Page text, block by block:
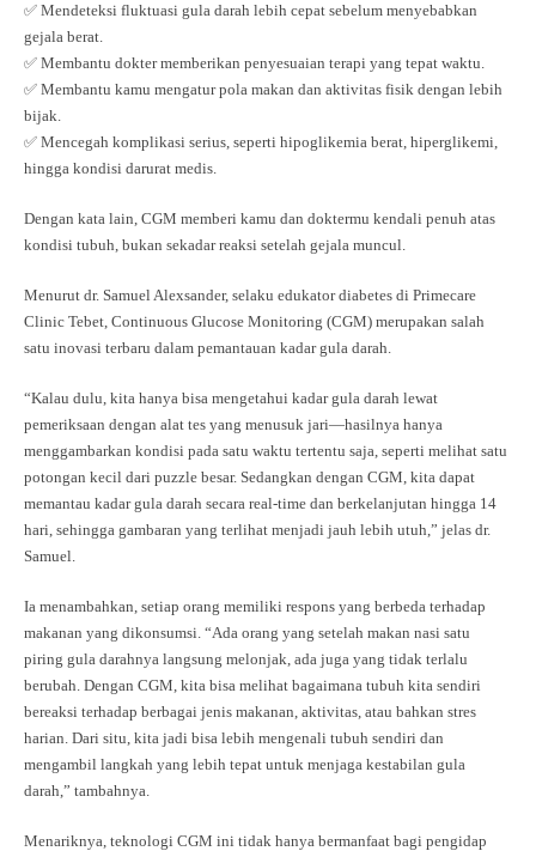
✅ Mendeteksi fluktuasi gula darah lebih cepat sebelum menyebabkan
gejala berat.
✅ Membantu dokter memberikan penyesuaian terapi yang tepat waktu.
✅ Membantu kamu mengatur pola makan dan aktivitas fisik dengan lebih
bijak.
✅ Mencegah komplikasi serius, seperti hipoglikemia berat, hiperglikemi,
hingga kondisi darurat medis.
Dengan kata lain, CGM memberi kamu dan doktermu kendali penuh atas
kondisi tubuh, bukan sekadar reaksi setelah gejala muncul.
Menurut dr. Samuel Alexsander, selaku edukator diabetes di Primecare
Clinic Tebet, Continuous Glucose Monitoring (CGM) merupakan salah
satu inovasi terbaru dalam pemantauan kadar gula darah.
“Kalau dulu, kita hanya bisa mengetahui kadar gula darah lewat
pemeriksaan dengan alat tes yang menusuk jari—hasilnya hanya
menggambarkan kondisi pada satu waktu tertentu saja, seperti melihat satu
potongan kecil dari puzzle besar. Sedangkan dengan CGM, kita dapat
memantau kadar gula darah secara real-time dan berkelanjutan hingga 14
hari, sehingga gambaran yang terlihat menjadi jauh lebih utuh,” jelas dr.
Samuel.
Ia menambahkan, setiap orang memiliki respons yang berbeda terhadap
makanan yang dikonsumsi. “Ada orang yang setelah makan nasi satu
piring gula darahnya langsung melonjak, ada juga yang tidak terlalu
berubah. Dengan CGM, kita bisa melihat bagaimana tubuh kita sendiri
bereaksi terhadap berbagai jenis makanan, aktivitas, atau bahkan stres
harian. Dari situ, kita jadi bisa lebih mengenali tubuh sendiri dan
mengambil langkah yang lebih tepat untuk menjaga kestabilan gula
darah,” tambahnya.
Menariknya, teknologi CGM ini tidak hanya bermanfaat bagi pengidap